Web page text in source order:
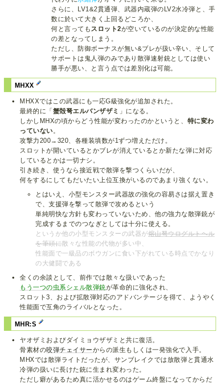
さらに、LV1&2貫通弾、武器内蔵弾のLV2水冷弾と、手
数に於いて大きく上回るどころか、
何と言っても スロット2が空いているのが決定的な性能
の差となってしまう。
ただし、防御ボーナスが無い&ブレが扱い辛い、そして
サポートは鬼人弾のみであり散弾速射銃としては使い
勝手が悪い、と言う点では差別化は可能。
MHXX
MHXXではこの武器にも一応G級強化が追加された。
最終的に「 蟹殻弩エルバンザザミ 」になる。
しかしMHXの頃からどう性能が変わったのかというと、 特に変わ
っていない 。
攻撃力200→320、各種装填数が1ずつ増えただけ。
スロットが開いているとかブレが消えているとか新たな弾に対応
しているとかは一切ナシ。
引き続き、使うなら接近戦で散弾を撃つくらいだが、
何をするにしてもだいたい上位互換がいるのであまり強くない。
とはいえ、小型モンスター武器故の強化の容易さは据え置き
で、支援弾を撃って散弾で攻めるという
単純明快な方針も変わっていないため、他の強力な散弾銃が
完成するまでのつなぎとしては十分に使える。
というか他の小型モンスターの武器が熔山弩ウログルトヘル
を筆頭に散々な性能の代物が多い中、
性能面で一級品のボウガンに食い下がれている時点でかなり
の大健闘である
全くの余談として、前作では散々な扱いであった
もう一つの虫系シェル散弾銃が革命的に強化され、
スロット3、および拡散弾対応のアドバンテージを得て、ようやく
性能面で互角のライバルとなった。
MHR:S
ヤオザミおよびダイミョウザザミと共に復活。
骨素材の咬弾チェイサーからの派生もしくは一発強化で入手。
MHXでは散弾ライトだったが、サンブレイクでは放散弾と貫通水
冷弾の扱いに長けた銃に生まれ変わった。
ただし癖があるため真に活かせるのはゲーム終盤になってからだ